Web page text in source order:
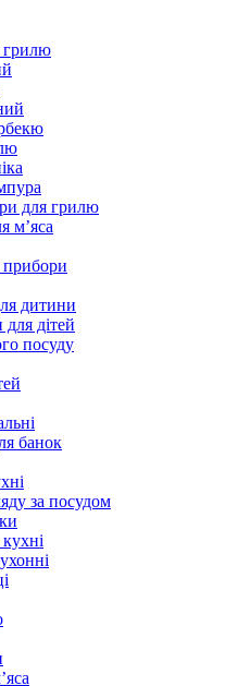
грилю
для грилю
м’яса
прибори
дитини
дітей
посуду
банок
за посудом